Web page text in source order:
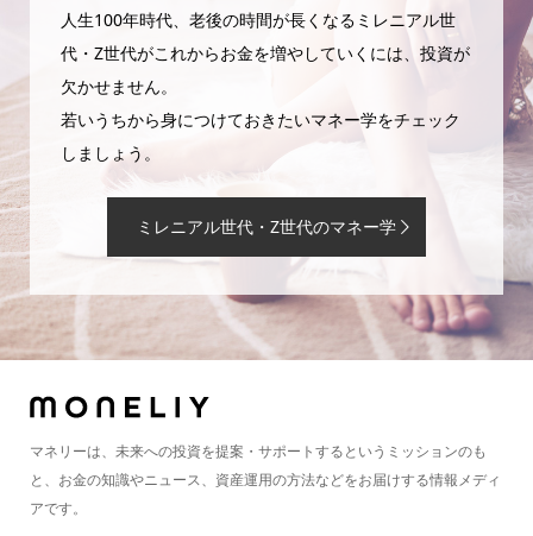
人生100年時代、老後の時間が長くなるミレニアル世
代・Z世代がこれからお金を増やしていくには、投資が
欠かせません。
若いうちから身につけておきたいマネー学をチェック
しましょう。
ミレニアル世代・Z世代のマネー学
マネリーは、未来への投資を提案・サポートするというミッションのも
と、お金の知識やニュース、資産運用の方法などをお届けする情報メディ
アです。